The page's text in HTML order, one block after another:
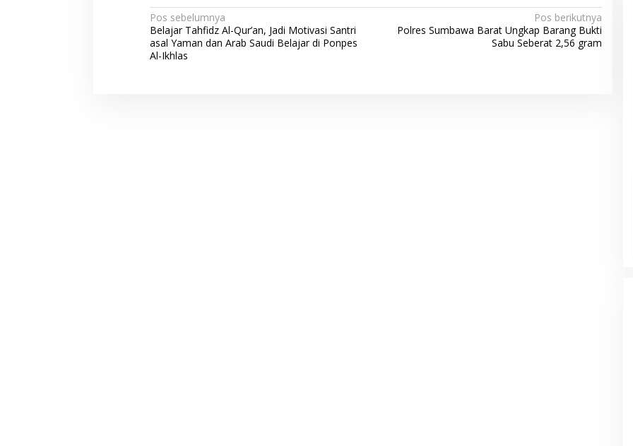
N
a
v
Pos sebelumnya
Belajar Tahfidz Al-Qur’an, Jadi Motivasi Santri
asal Yaman dan Arab Saudi Belajar di Ponpes
Al-Ikhlas
Pos berikutnya
Polres Sumbawa Barat Ungkap Barang Bukti
Sabu Seberat 2,56 gram